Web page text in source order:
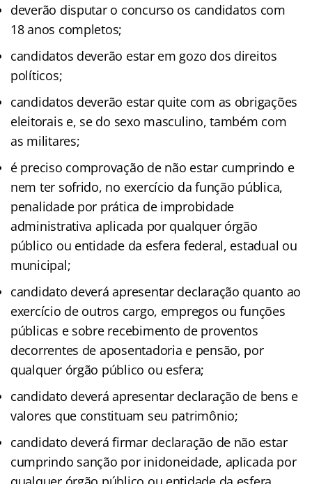
deverão disputar o concurso os candidatos com
18 anos completos;
candidatos deverão estar em gozo dos direitos
políticos;
candidatos deverão estar quite com as obrigações
eleitorais e, se do sexo masculino, também com
as militares;
é preciso comprovação de não estar cumprindo e
nem ter sofrido, no exercício da função pública,
penalidade por prática de improbidade
administrativa aplicada por qualquer órgão
público ou entidade da esfera federal, estadual ou
municipal;
candidato deverá apresentar declaração quanto ao
exercício de outros cargo, empregos ou funções
públicas e sobre recebimento de proventos
decorrentes de aposentadoria e pensão, por
qualquer órgão público ou esfera;
candidato deverá apresentar declaração de bens e
valores que constituam seu patrimônio;
candidato deverá firmar declaração de não estar
cumprindo sanção por inidoneidade, aplicada por